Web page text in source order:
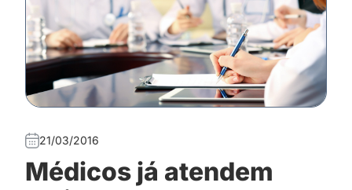
21/03/2016
Médicos já atendem